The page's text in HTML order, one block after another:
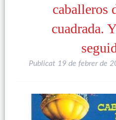
caballeros
cuadrada.
Publicat 19 de febrer de